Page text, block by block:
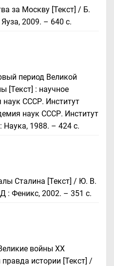
за Москву [Текст] / Б.
2009. – 640 с.
период Великой
[Текст] : научное
СССР. Институт
наук СССР. Институт
1988. – 424 с.
Сталина [Текст] / Ю. В.
: Феникс, 2002. – 351 с.
войны XX
истории [Текст] /